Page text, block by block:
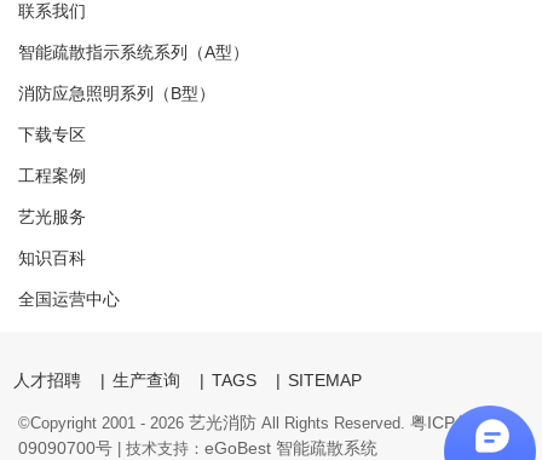
联系我们
智能疏散指示系统系列（A型）
消防应急照明系列（B型）
下载专区
工程案例
艺光服务
知识百科
全国运营中心
人才招聘 | 生产查询 | TAGS | SITEMAP
©Copyright 2001 - 2026 艺光消防 All Rights Reserved. 粤ICP备
09090700号 | 技术支持： eGoBest 智能疏散系统